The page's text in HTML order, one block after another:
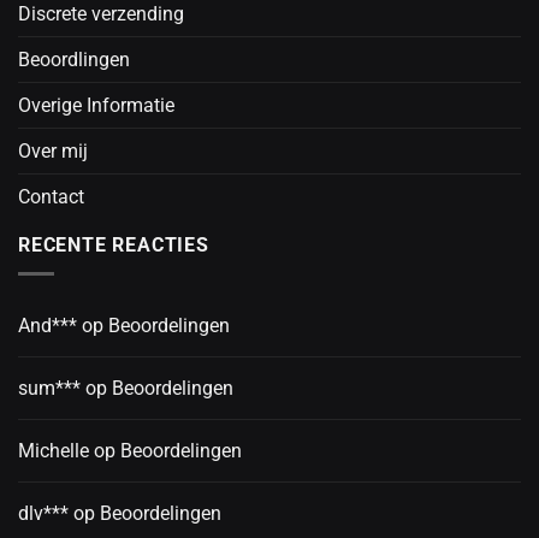
Discrete verzending
Beoordlingen
Overige Informatie
Over mij
Contact
RECENTE REACTIES
And*** op Beoordelingen
sum*** op Beoordelingen
Michelle op Beoordelingen
dlv*** op Beoordelingen